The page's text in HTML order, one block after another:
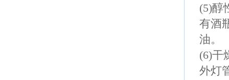
(5)醇
有酒
油。
(6)干
外灯